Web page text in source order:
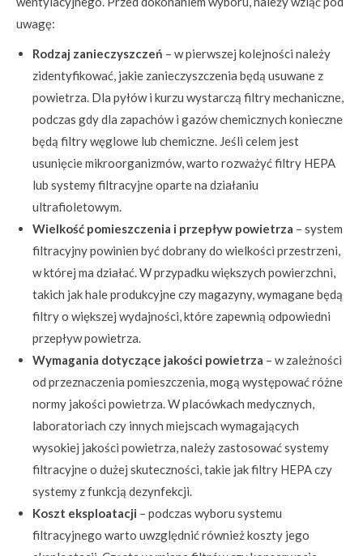
uwagę:
Rodzaj zanieczyszczeń – w pierwszej kolejności należy
zidentyfikować, jakie zanieczyszczenia będą usuwane z
powietrza. Dla pyłów i kurzu wystarczą filtry mechaniczne,
podczas gdy dla zapachów i gazów chemicznych konieczne
będą filtry węglowe lub chemiczne. Jeśli celem jest
usunięcie mikroorganizmów, warto rozważyć filtry HEPA
lub systemy filtracyjne oparte na działaniu
ultrafioletowym.
Wielkość pomieszczenia i przepływ powietrza – system
filtracyjny powinien być dobrany do wielkości przestrzeni,
w której ma działać. W przypadku większych powierzchni,
takich jak hale produkcyjne czy magazyny, wymagane będą
filtry o większej wydajności, które zapewnią odpowiedni
przepływ powietrza.
Wymagania dotyczące jakości powietrza – w zależności
od przeznaczenia pomieszczenia, mogą występować różne
normy jakości powietrza. W placówkach medycznych,
laboratoriach czy innych miejscach wymagających
wysokiej jakości powietrza, należy zastosować systemy
filtracyjne o dużej skuteczności, takie jak filtry HEPA czy
systemy z funkcją dezynfekcji.
Koszt eksploatacji – podczas wyboru systemu
filtracyjnego warto uwzględnić również koszty jego